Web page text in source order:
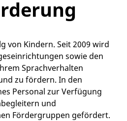
von Kindern. Seit 2009 wird
sowie den
Sprachverhalten
zu fördern. In den
Personal zur Verfügung
und
Fördergruppen gefördert.